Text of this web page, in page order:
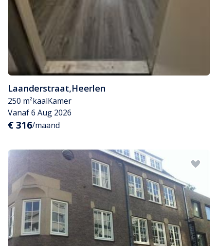
Laanderstraat,Heerlen
250 m²kaalKamer
Vanaf 6 Aug 2026
€ 316/maand